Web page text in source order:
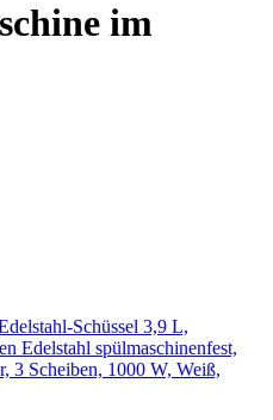
im
Schüssel 3,9 L,
Edelstahl spülmaschinenfest,
3 Scheiben, 1000 W, Weiß,